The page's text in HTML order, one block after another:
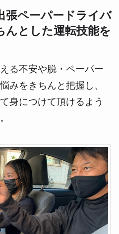
張ペーパードライバ
んとした運転技能を
る不安や脱・ペーパー
みをきちんと把握し、
身につけて頂けるよう